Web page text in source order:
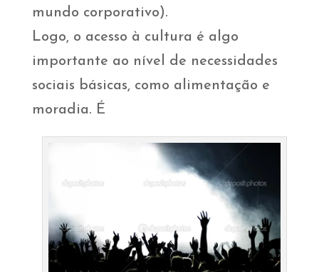
mundo corporativo).
Logo, o acesso à cultura é algo
importante ao nível de necessidades
sociais básicas, como alimentação e
moradia. É